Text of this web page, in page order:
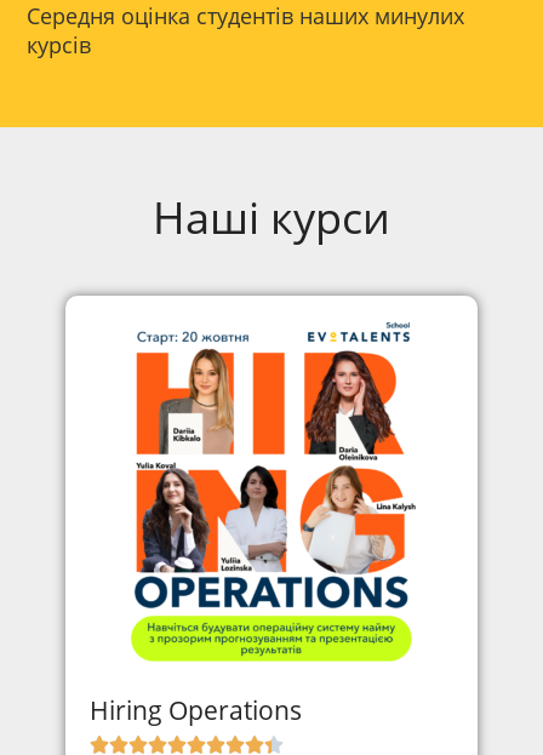
Середня оцінка студентів наших минулих
курсів
Наші курси
Hiring Operations